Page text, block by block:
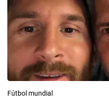
Fútbol mundial